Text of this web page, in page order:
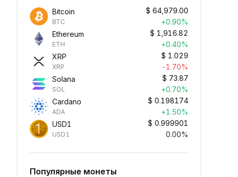
Bitcoin
BTC
$ 64,979.00
+0.90%
Ethereum
ETH
$ 1,916.82
+0.40%
XRP
XRP
$ 1.029
-1.70%
Solana
SOL
$ 73.87
+0.70%
Cardano
ADA
$ 0.198174
+1.50%
USD1
USD1
$ 0.999901
0.00%
Популярные монеты